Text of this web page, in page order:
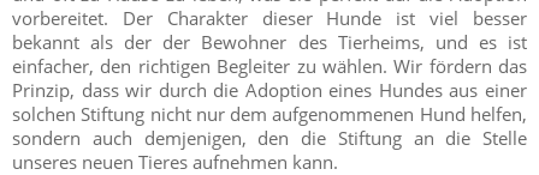
vorbereitet. Der Charakter dieser Hunde ist viel besser
bekannt als der der Bewohner des Tierheims, und es ist
einfacher, den richtigen Begleiter zu wählen. Wir fördern das
Prinzip, dass wir durch die Adoption eines Hundes aus einer
solchen Stiftung nicht nur dem aufgenommenen Hund helfen,
sondern auch demjenigen, den die Stiftung an die Stelle
unseres neuen Tieres aufnehmen kann.